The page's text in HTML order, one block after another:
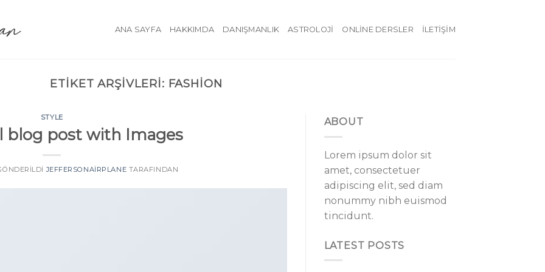
ANA SAYFA HAKKIMDA DANIŞMANLIK ASTROLOJI ONLINE DERSLER İLETIŞIM
ETIKET ARŞIVLERI: FASHION
STYLE
blog post with Images
JEFFERSONAIRPLANE TARAFINDAN
ABOUT
Lorem ipsum dolor sit
amet, consectetuer
adipiscing elit, sed diam
nonummy nibh euismod
tincidunt.
LATEST POSTS